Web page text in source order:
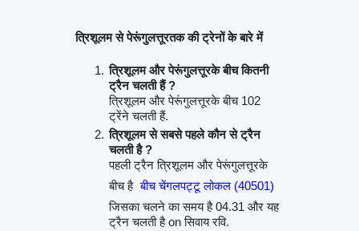
त्रिशूलम से पेरूंगुलत्तूरतक की ट्रेनों के बारे में
त्रिशूलम और पेरूंगुलत्तूरके बीच कितनी
ट्रैन चलती हैं ?
त्रिशूलम और पेरूंगुलत्तूरके बीच 102
ट्रेंने चलती हैं.
त्रिशूलम से सबसे पहले कौन से ट्रैन
चलती है ?
पहली ट्रैन त्रिशूलम और पेरूंगुलत्तूरके
बीच है बीच चेंगलपट्टू लोकल (40501)
जिसका चलने का समय है 04.31 और यह
ट्रैन चलती है on सिवाय रवि.